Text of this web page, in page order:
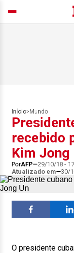
Início> Mundo
recebido
Kim Jong
PorAFP 29/10/18 -
Atualizado em
30/
O presidente